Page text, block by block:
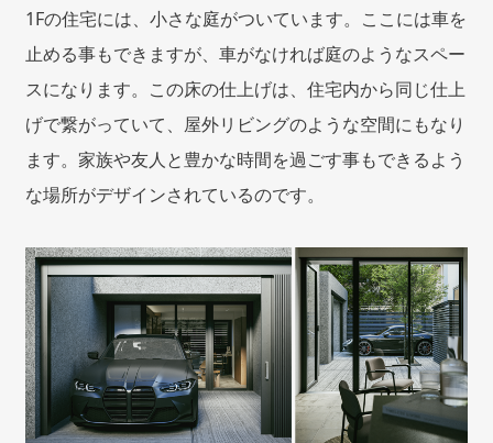
1Fの住宅には、小さな庭がついています。ここには車を
止める事もできますが、車がなければ庭のようなスペー
スになります。この床の仕上げは、住宅内から同じ仕上
げで繋がっていて、屋外リビングのような空間にもなり
ます。家族や友人と豊かな時間を過ごす事もできるよう
な場所がデザインされているのです。